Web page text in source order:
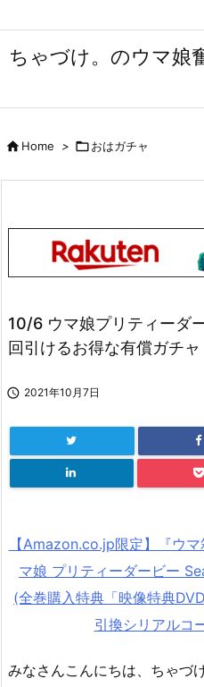
ちゃづけ。のウマ娘
Home > おはガチャ
10/6 ウマ娘プリティーダ
回引けるお得な有償ガチャ
 2021年10月7日
【Amazon.co.jp限定】『ウ
マ娘 プリティーダービー
(全巻購入特典「映像特典
引換シリアルコ
みなさんこんにちは、ちゃづ